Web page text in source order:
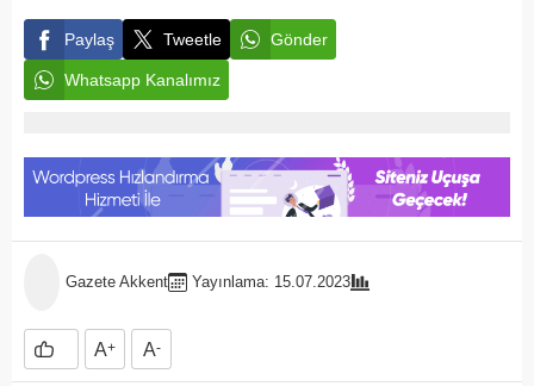
Paylaş Tweetle Gönder
Whatsapp Kanalımız
Gazete Akkent Yayınlama: 15.07.2023
A+ A-